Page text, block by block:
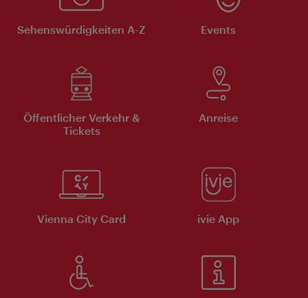
Sehenswürdigkeiten A-Z Events
Öffentlicher Verkehr &
Tickets
Anreise
Vienna City Card ivie App